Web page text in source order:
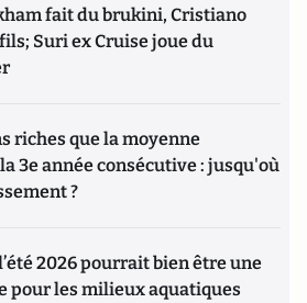
fait du brukini, Cristiano
Suri ex Cruise joue du
riches que la moyenne
3e année consécutive : jusqu'où
?
2026 pourrait bien être une
pour les milieux aquatiques